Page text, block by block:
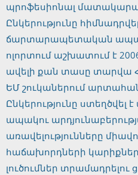
պրոֆեսիոնալ
Ընկերությունը
ճարտարապետական
ոլորտում աշխատում է
ավելի քան տասը տարվա
ԵՄ շուկաներում
Ընկերությունը
ապակու
առավելությունները
հաճախորդների
լուծումներ տրամադրելու